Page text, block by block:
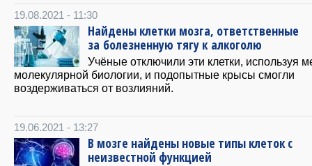
19.08.2021 - 11:30
Найдены клетки мозга, ответственные
за болезненную тягу к алкоголю
Учёные отключили эти клетки, используя
молекулярной биологии, и подопытные крысы смогли
воздерживаться от возлияний.
19.06.2021 - 13:27
В мозге найдены новые типы клеток с
неизвестной функцией